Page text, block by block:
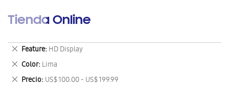
Tienda Online
Feature HD Display
Eliminar
este
artículo
Color Lima
Eliminar
este
Precio US$ 100.00 - US$ 199.99
Eliminar